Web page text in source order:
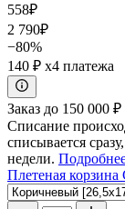
558₽
2 790₽
−80%
140 ₽ x4 платежа
Заказ до 150 000
Списание
списывается
недели.
Плетеная корзина